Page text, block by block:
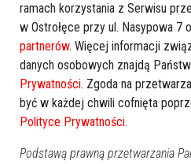
ramach korzystania z Serwisu
w Ostrołęce przy ul. Nasypowa 7
partnerów. Więcej informacji
danych osobowych znajdą
Prywatności. Zgoda na
być w każdej chwili cofnięta
Polityce Prywatności.
Podstawą prawną przetwarzania